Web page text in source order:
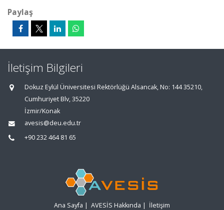
Paylaş
İletişim Bilgileri
Dokuz Eylül Üniversitesi Rektörlüğü Alsancak, No: 144 35210,
Cumhuriyet Blv, 35220
İzmir/Konak
avesis@deu.edu.tr
+90 232 464 81 65
Ana Sayfa | AVESİS Hakkında | İletişim